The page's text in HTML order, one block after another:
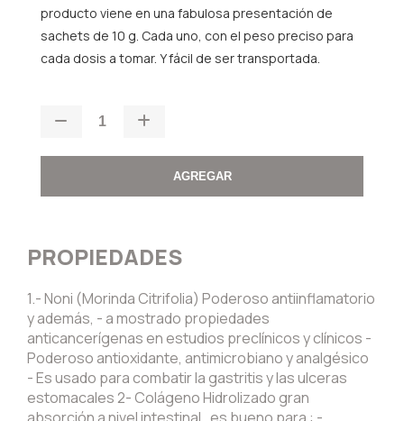
producto viene en una fabulosa presentación de
sachets de 10 g. Cada uno, con el peso preciso para
cada dosis a tomar. Y fácil de ser transportada.
AGREGAR
PROPIEDADES
1.- Noni (Morinda Citrifolia) Poderoso antiinflamatorio
y además, - a mostrado propiedades
anticancerígenas en estudios preclínicos y clínicos -
Poderoso antioxidante, antimicrobiano y analgésico
- Es usado para combatir la gastritis y las ulceras
estomacales 2- Colágeno Hidrolizado gran